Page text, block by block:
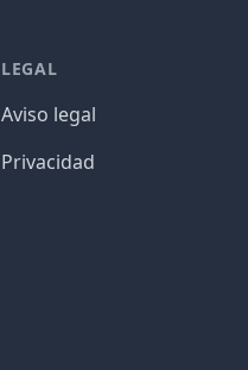
LEGAL
Aviso legal
Privacidad